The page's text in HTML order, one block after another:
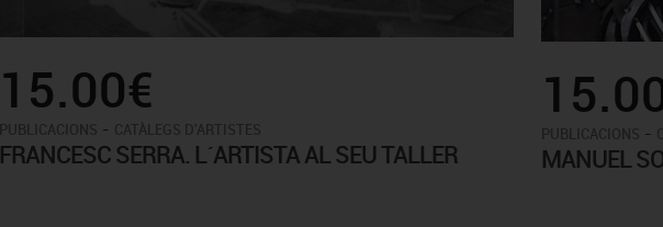
15.00€
-
FRANCESC SERRA. L´ARTISTA AL SEU TALLER
-
MANUEL